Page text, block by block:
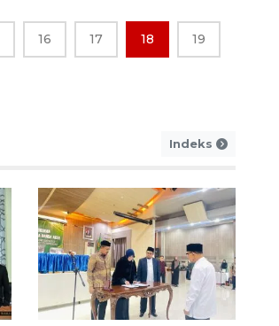
16 17 18 19
Indeks